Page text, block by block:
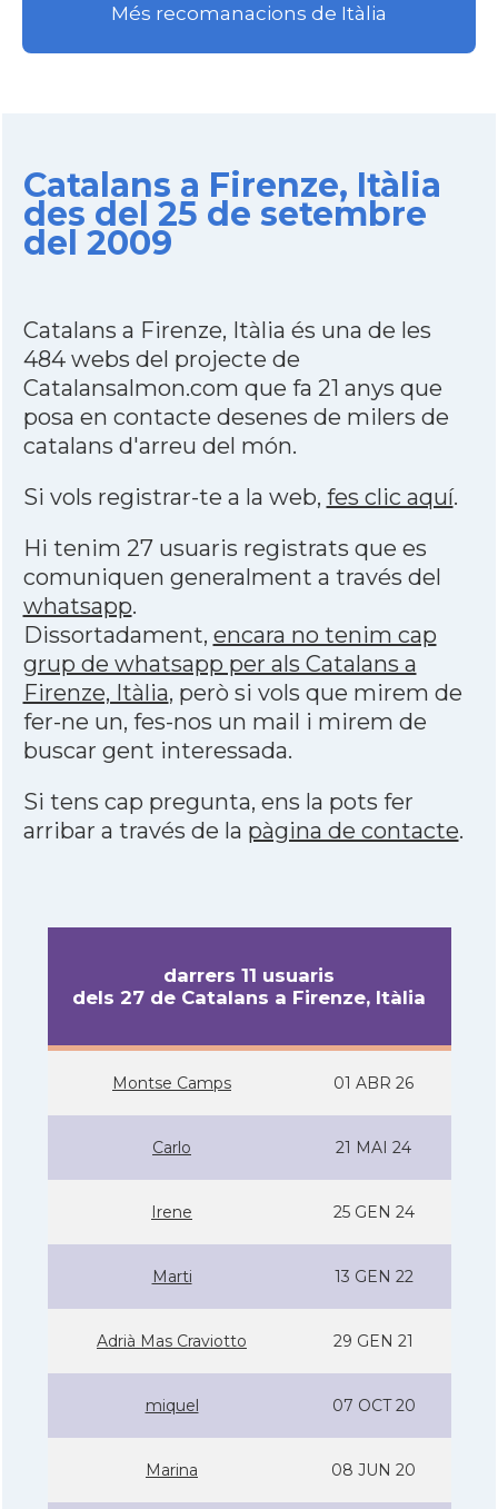
Més recomanacions de Itàlia
Catalans a Firenze, Itàlia
des del 25 de setembre
del 2009
Catalans a Firenze, Itàlia és una de les
484 webs del projecte de
Catalansalmon.com que fa 21 anys que
posa en contacte desenes de milers de
catalans d'arreu del món.
Si vols registrar-te a la web, fes clic aquí.
Hi tenim 27 usuaris registrats que es
comuniquen generalment a través del
whatsapp.
Dissortadament, encara no tenim cap
grup de whatsapp per als Catalans a
Firenze, Itàlia, però si vols que mirem de
fer-ne un, fes-nos un mail i mirem de
buscar gent interessada.
Si tens cap pregunta, ens la pots fer
arribar a través de la pàgina de contacte.
darrers 11 usuaris
dels 27 de Catalans a Firenze, Itàlia
Montse Camps 01 ABR 26
Carlo 21 MAI 24
Irene 25 GEN 24
Marti 13 GEN 22
Adrià Mas Craviotto 29 GEN 21
miquel 07 OCT 20
Marina 08 JUN 20